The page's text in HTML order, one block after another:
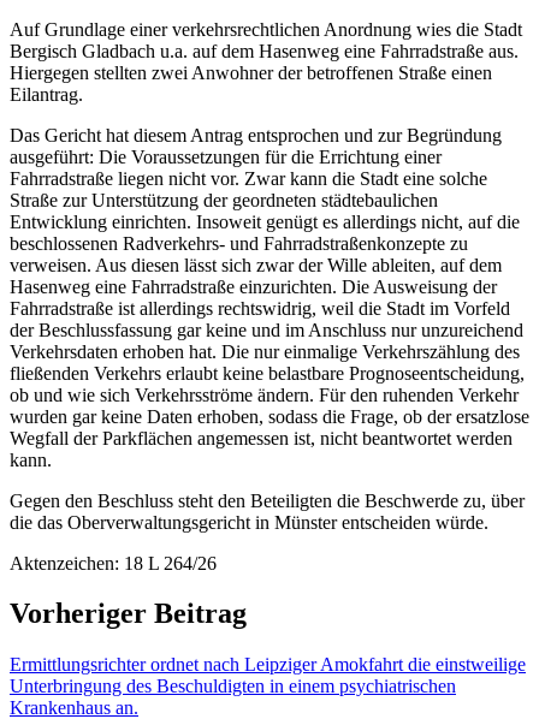
Auf Grundlage einer verkehrsrechtlichen Anordnung wies die Stadt
Bergisch Gladbach u.a. auf dem Hasenweg eine Fahrradstraße aus.
Hiergegen stellten zwei Anwohner der betroffenen Straße einen
Eilantrag.
Das Gericht hat diesem Antrag entsprochen und zur Begründung
ausgeführt: Die Voraussetzungen für die Errichtung einer
Fahrradstraße liegen nicht vor. Zwar kann die Stadt eine solche
Straße zur Unterstützung der geordneten städtebaulichen
Entwicklung einrichten. Insoweit genügt es allerdings nicht, auf die
beschlossenen Radverkehrs- und Fahrradstraßenkonzepte zu
verweisen. Aus diesen lässt sich zwar der Wille ableiten, auf dem
Hasenweg eine Fahrradstraße einzurichten. Die Ausweisung der
Fahrradstraße ist allerdings rechtswidrig, weil die Stadt im Vorfeld
der Beschlussfassung gar keine und im Anschluss nur unzureichend
Verkehrsdaten erhoben hat. Die nur einmalige Verkehrszählung des
fließenden Verkehrs erlaubt keine belastbare Prognoseentscheidung,
ob und wie sich Verkehrsströme ändern. Für den ruhenden Verkehr
wurden gar keine Daten erhoben, sodass die Frage, ob der ersatzlose
Wegfall der Parkflächen angemessen ist, nicht beantwortet werden
kann.
Gegen den Beschluss steht den Beteiligten die Beschwerde zu, über
die das Oberverwaltungsgericht in Münster entscheiden würde.
Aktenzeichen: 18 L 264/26
Vorheriger Beitrag
Ermittlungsrichter ordnet nach Leipziger Amokfahrt die einstweilige
Unterbringung des Beschuldigten in einem psychiatrischen
Krankenhaus an.